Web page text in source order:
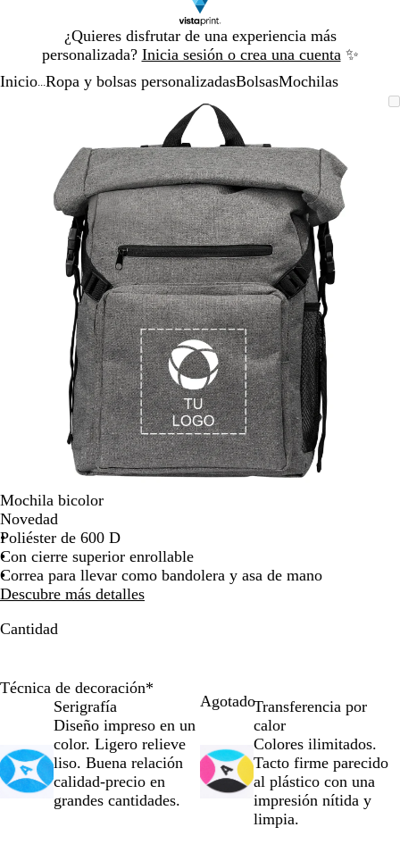
¿Quieres disfrutar de una experiencia más
personalizada? Inicia sesión o crea una cuenta ✨
1
Inicio Ropa y bolsas personalizadasBolsasMochilas
Imagen
ampliable
Acercado
hasta
mínimo
Haz
clic
para
expandir
Utiliza
las
teclas
de
más
y
menos
para
ampliar
y
alejar
y
las
flechas
para
moverte
por
la
imagen
Mochila bicolor
Novedad
Poliéster de 600 D
Con cierre superior enrollable
Correa para llevar como bandolera y asa de mano
Descubre más detalles
Cantidad
Técnica de decoración*
Serigrafía
Diseño impreso en un
color. Ligero relieve
liso. Buena relación
calidad-precio en
grandes cantidades.
AgotadoTransferencia por
calor
Colores ilimitados.
Tacto firme parecido
al plástico con una
impresión nítida y
limpia.